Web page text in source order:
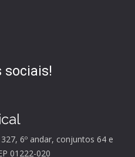
sociais!
6º andar, conjuntos 64 e
01222-020